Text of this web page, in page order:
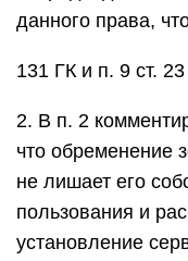
данного права,
131 ГК и п. 9 ст.
2. В п. 2
что обременение
не лишает его
пользования и
установление